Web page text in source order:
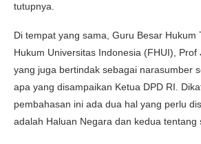
tutupnya.
Di tempat yang sama, Guru Besar Hukum
Hukum Universitas Indonesia (FHUI), Prof
yang juga bertindak sebagai narasumber
apa yang disampaikan Ketua DPD RI.
pembahasan ini ada dua hal yang perlu
adalah Haluan Negara dan kedua tentang